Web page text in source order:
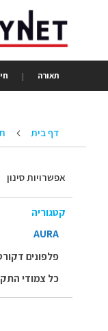
to
Content
תאורה
דף בית
אפשרויות סינון
קטגוריה
AURA
פלפונים
כל צמודי